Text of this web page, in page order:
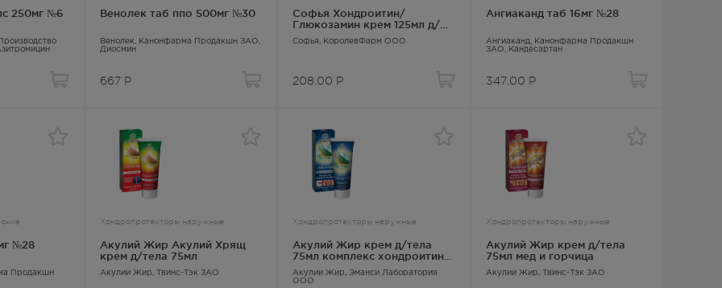
250мг №6 Венолек таб ппо 500мг №30
Венолек , Канонфарма Продакшн ЗАО,
Диосмин
667 Р
Софья Хондроитин/
Глюкозамин крем 125мл д/
тела
Софья , КоролевФарм ООО
208.00 Р
Ангиаканд таб 16мг №28
Ангиаканд, Канонфарма Продакшн
ЗАО, Кандесартан
347.00 Р
№28
Продакшн
Хондропротекторы наружные
Акулий Жир Акулий Хрящ
крем д/тела 75мл
Акулий Жир , Твинс-Тэк ЗАО
Хондропротекторы наружные
Акулий Жир крем д/тела
75мл комплекс хондроитин
глюкозамин
Акулий Жир , Эманси Лаборатория
ООО
Хондропротекторы наружные
Акулий Жир крем д/тела
75мл мед и горчица
Акулий Жир , Твинс-Тэк ЗАО